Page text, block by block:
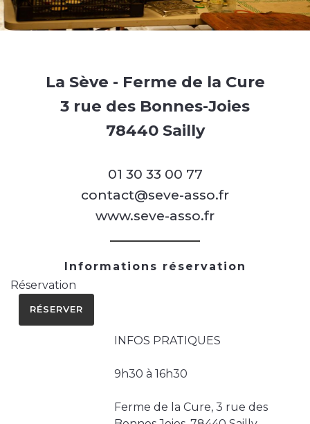
La Sève - Ferme de la Cure
3 rue des Bonnes-Joies
78440 Sailly
01 30 33 00 77
contact@seve-asso.fr
www.seve-asso.fr
Informations réservation
Réservation
RÉSERVER
INFOS PRATIQUES
9h30 à 16h30
Ferme de la Cure, 3 rue des